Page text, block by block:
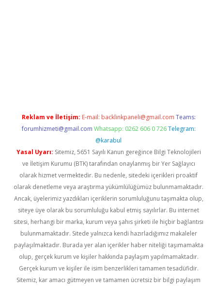
Reklam ve İletişim: E-mail: backlinkpaneli@gmail.com Teams:
forumhizmeti@gmail.com Whatsapp: 0262 606 0 726 Telegram:
@karabul
Yasal Uyarı: Sitemiz, 5651 Sayılı Kanun gereğince Bilgi Teknolojileri
ve İletişim Kurumu (BTK) tarafından onaylanmış bir Yer Sağlayıcı
olarak hizmet vermektedir. Bu nedenle, sitedeki içerikleri proaktif
olarak denetleme veya araştırma yükümlülüğümüz bulunmamaktadır.
Ancak, üyelerimiz yazdıkları içeriklerin sorumluluğunu taşımakta olup,
siteye üye olarak bu sorumluluğu kabul etmiş sayılırlar. Bu internet
sitesi, herhangi bir marka, kurum veya şahıs şirketi ile hiçbir bağlantısı
bulunmamaktadır. Sitede yalnızca kendi hazırladığımız makaleler
paylaşılmaktadır. Burada yer alan içerikler haber niteliği taşımamakta
olup, gerçek kurum ve kişiler hakkında paylaşım yapılmamaktadır.
Gerçek kurum ve kişiler ile isim benzerlikleri tamamen tesadüfidir.
Sitemiz, kar amacı gütmeyen ve tamamen ücretsiz bir bilgi paylaşım